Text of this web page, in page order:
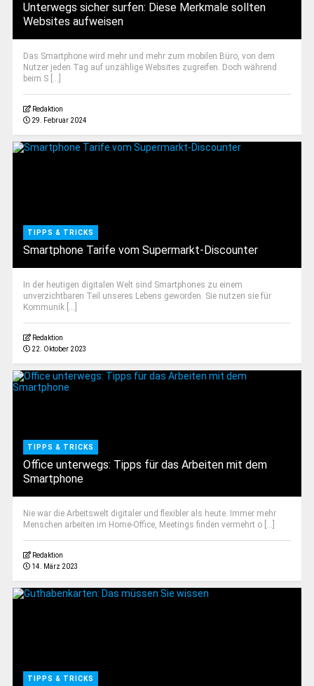
Unterwegs sicher surfen: Diese Merkmale sollten
Websites aufweisen
Das Smartphone wird mehr und mehr zum mobilen Büro, von dem
Nutzer jeden Tag auf unzählige Websites zugreifen. Doch während
beim S [...]
Redaktion
29. Februar 2024
TIPPS & TRICKS
Smartphone Tarife vom Supermarkt-Discounter
In der heutigen digitalen Welt sind Smartphones zu einem
unverzichtbaren Teil unseres Lebens geworden. Sie nutzen sie für
Kommunik [...]
Redaktion
22. Oktober 2023
TIPPS & TRICKS
Office unterwegs: Tipps für das Arbeiten mit dem
Smartphone
Nie war die Arbeitswelt digitaler und flexibler als heute. Immer mehr
Menschen arbeiten im Home-Office, Meetings finden vermehrt o [...]
Redaktion
14. März 2023
TIPPS & TRICKS